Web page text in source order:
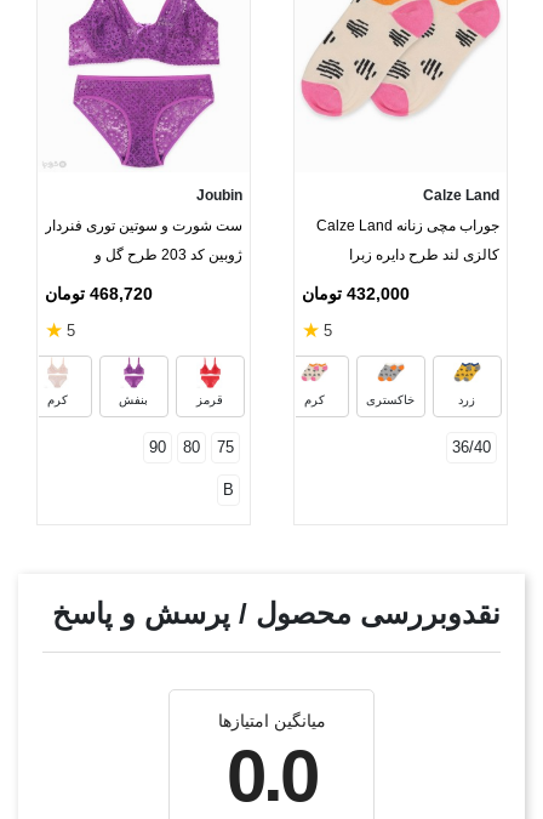
Calze Land
جوراب مچی زنانه Calze Land
کالزی لند طرح دایره زبرا
432,000 تومان
5
★
زرد خاکستری کرم
36/40
Joubin
ست شورت و سوتین توری فنردار
ژوبین کد 203 طرح گل و
468,720 تومان
5
★
قرمز بنفش کرم
75
80
90
B
نقدوبررسی محصول / پرسش و پاسخ
میانگین امتیازها
0.0